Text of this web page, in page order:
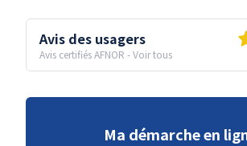
Avis des usagers
Avis certifiés AFNOR -Voir tous
Ma démarche en